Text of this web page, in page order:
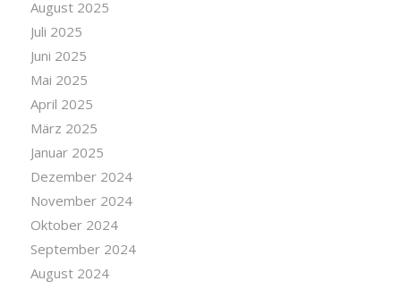
August 2025
Juli 2025
Juni 2025
Mai 2025
April 2025
März 2025
Januar 2025
Dezember 2024
November 2024
Oktober 2024
September 2024
August 2024